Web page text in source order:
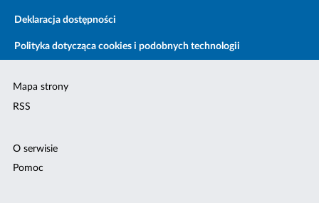
Deklaracja dostępności
Polityka dotycząca cookies i podobnych technologii
Mapa strony
RSS
O serwisie
Pomoc